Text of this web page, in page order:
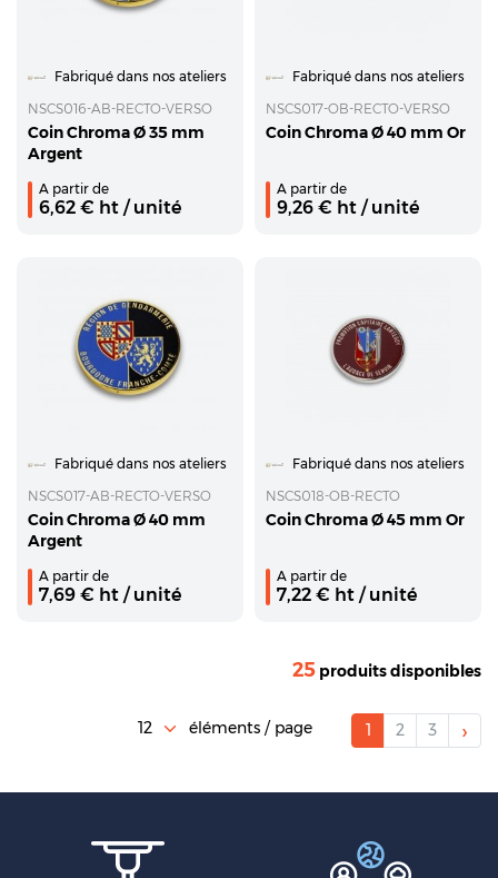
Fabriqué dans nos ateliers
NSCS016-AB-RECTO-VERSO
Coin Chroma Ø 35 mm
Argent
A partir de
6,62 € ht / unité
Fabriqué dans nos ateliers
NSCS017-OB-RECTO-VERSO
Coin Chroma Ø 40 mm Or
A partir de
9,26 € ht / unité
Fabriqué dans nos ateliers
NSCS017-AB-RECTO-VERSO
Coin Chroma Ø 40 mm
Argent
A partir de
7,69 € ht / unité
Fabriqué dans nos ateliers
NSCS018-OB-RECTO
Coin Chroma Ø 45 mm Or
A partir de
7,22 € ht / unité
25 produits disponibles
éléments / page 1 2 3 ›